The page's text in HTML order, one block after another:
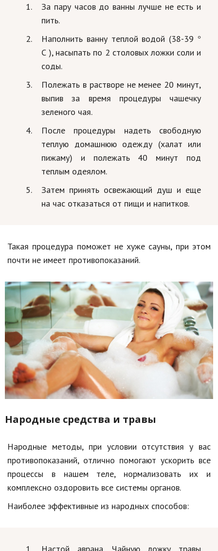
За пару часов до ванны лучше не есть и
пить.
Наполнить ванну теплой водой (38-39 °
C ), насыпать по 2 столовых ложки соли и
соды.
Полежать в растворе не менее 20 минут,
выпив за время процедуры чашечку
зеленого чая.
После процедуры надеть свободную
теплую домашнюю одежду (халат или
пижаму) и полежать 40 минут под
теплым одеялом.
Затем принять освежающий душ и еще
на час отказаться от пищи и напитков.
Такая процедура поможет не хуже сауны, при этом
почти не имеет противопоказаний.
Народные средства и травы
Народные методы, при условии отсутствия у вас
противопоказаний, отлично помогают ускорить все
процессы в нашем теле, нормализовать их и
комплексно оздоровить все системы органов.
Наиболее эффективные из народных способов:
Настой аврана. Чайную ложку травы